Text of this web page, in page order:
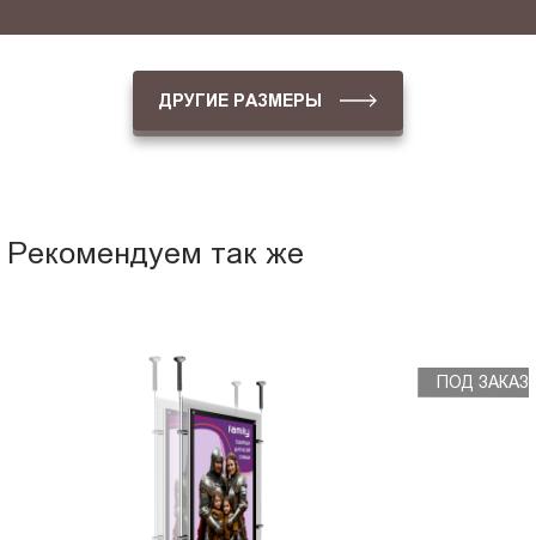
ДРУГИЕ РАЗМЕРЫ
Рекомендуем так же
ПОД ЗАКАЗ